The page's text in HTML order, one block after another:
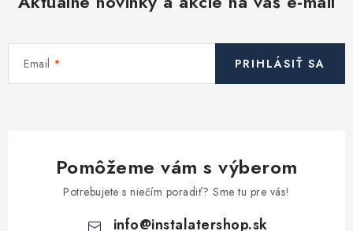
i
p
Email PRIHLÁSIŤ SA
Pomôžeme vám s výberom
Potrebujete s niečím poradiť? Sme tu pre vás!
info@instalatershop.sk